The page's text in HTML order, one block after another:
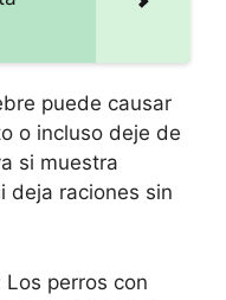
puede causar
o incluso deje de
si muestra
deja raciones sin
Los perros con